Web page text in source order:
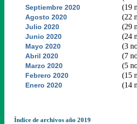
Septiembre 2020 (19
Agosto 2020 (22
Julio 2020 (29
Junio 2020 (24
Mayo 2020 (3
Abril 2020 (7
Marzo 2020 (5
Febrero 2020 (15
Enero 2020 (14
Índice de archivos año 2019